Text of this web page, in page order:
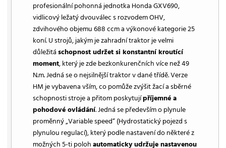
profesionální pohonná jednotka Honda GXV690,
vidlicový ležatý dvouválec s rozvodem OHV,
zdvihového objemu 688 ccm a výkonové kategorie 25
koní. U strojů, jakým je zahradní traktor je velmi
důležitáschopnost udržet si konstantní kroutící
moment, který je zde bezkonkurenčních více než 49
N.m. Jedná se o nejsilnější traktor v dané třídě. Verze
HM je vybavena vším, co pomůže zvýšit žací a sběrné
schopnosti stroje a přitom poskytujípříjemné a
pohodové ovládání. Jedná se především o plynule
proměnný „Variable speed“ (Hydrostatický pojezd s
plynulou regulací), který podle nastavení do některé z
možných 5-ti polohautomaticky udržuje nastavenou